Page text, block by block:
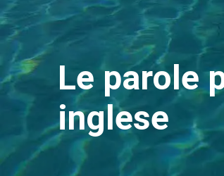
Adulti - Sliema
Adulti - St Julian's
ContattoLe parole
inglese